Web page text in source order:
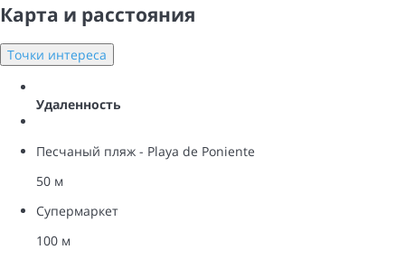
Карта и pасстояния
Точки интереса
Удаленность
Песчаный пляж - Playa de Poniente
50 м
Супермаркет
100 м